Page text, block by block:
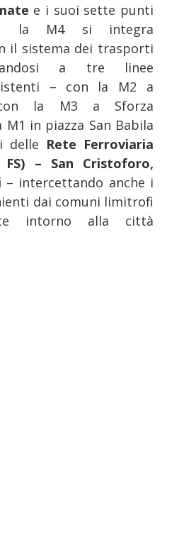
e i suoi sette punti
la M4 si integra
il sistema dei trasporti
a tre linee
– con la M2 a
con la M3 a Sforza
M1 in piazza San Babila
delle Rete Ferroviaria
FS) – San Cristoforo,
– intercettando anche i
dai comuni limitrofi
intorno alla città